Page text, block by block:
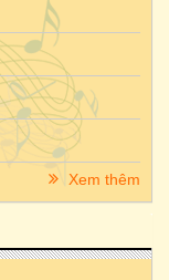
Xem thêm